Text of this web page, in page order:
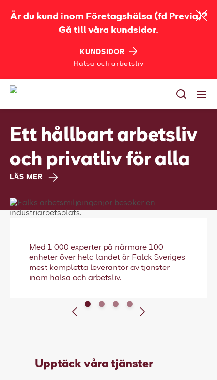
Är du kund inom Företagshälsa (fd Previa)?
Gå till våra kundsidor.
KUNDSIDOR
Hälsa och arbetsliv
Tjänster
Bli kund
Om oss
Pressrum
Kontakt
Ett hållbart arbetsliv
och privatliv för alla
LÄS MER
Med 1 000 experter på närmare 100
enheter över hela landet är Falck Sveriges
mest kompletta leverantör av tjänster
inom hälsa och arbetsliv.
människor behöver dig som mest –
oavsett om du jobbar operativt eller
bakom skrivbordet gör du skillnad. Hos
oss arbetar du med verklig påverkan på
Mobil vård skapar större nytta för
patienter, vårdgivare och samhället i stort.
Falck erbjuder tjänster inom hälsa,
arbetsmiljö, mobil vård och
räddningstjänst.
Upptäck våra tjänster